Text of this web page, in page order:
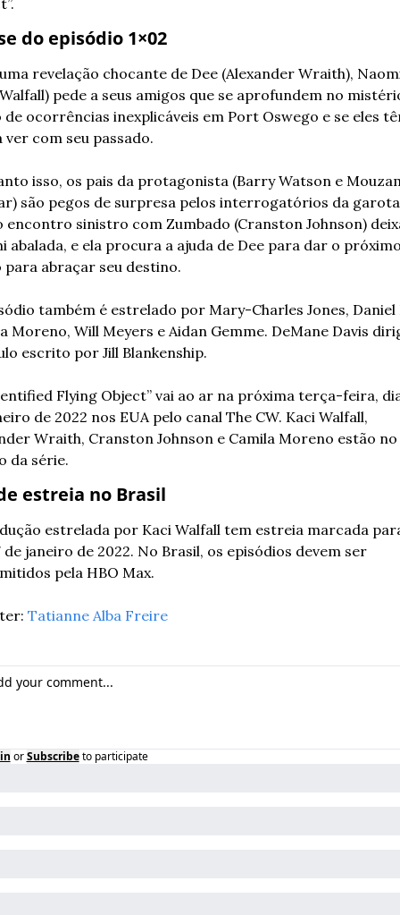
do episódio 1×02
revelação chocante de Dee (Alexander Wraith),
pede a seus amigos que se aprofundem no
ocorrências inexplicáveis ​​em Port Oswego e se eles
ver com seu passado.
isso, os pais da protagonista (Barry Watson e
são pegos de surpresa pelos interrogatórios da
encontro sinistro com Zumbado (Cranston Johnson)
abalada, e ela procura a ajuda de Dee para dar o
para abraçar seu destino.
também é estrelado por Mary-Charles Jones, Daniel
Moreno, Will Meyers e Aidan Gemme. DeMane Davis
escrito por Jill Blankenship.
Flying Object” vai ao ar na próxima terça-feira,
de 2022 nos EUA pelo canal The CW. Kaci Walfall,
Wraith, Cranston Johnson e Camila Moreno estão no
da série.
estreia no Brasil
estrelada por Kaci Walfall tem estreia marcada
de janeiro de 2022. No Brasil, os episódios devem ser
pela HBO Max.
Tatianne Alba Freire
or Subscribe to participate